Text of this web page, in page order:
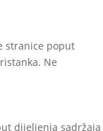
stranice poput
Ne
dijeljenja sadržaja